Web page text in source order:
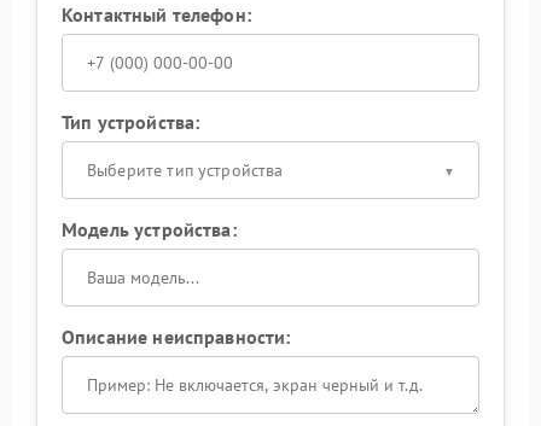
Контактный телефон:
Тип устройства:
Выберите тип устройства
Модель устройства:
Описание неисправности: